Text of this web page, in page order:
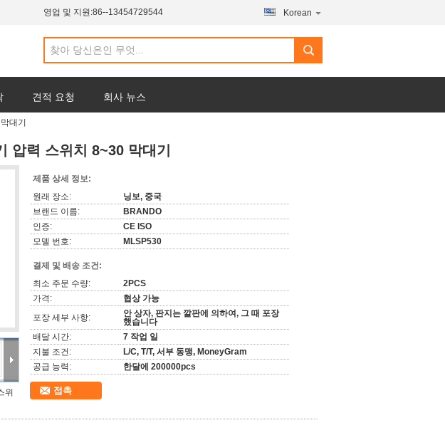
영업 및 지원:86--13454729544 Korean
견적 요청 회사 뉴스
대기
압력 스위치 8~30 막대기
위
제품 상세 정보:
원래 장소:
닝보, 중국
브랜드 이름:
BRANDO
인증:
CE ISO
모델 번호:
MLSP530
결제 및 배송 조건:
최소 주문 수량:
2PCS
가격:
협상 가능
포장 세부 사항:
안 상자, 판지는 깔판에 의하여, 그 때 포장
했습니다
배달 시간:
7 작업 일
지불 조건:
L/C, T/T, 서부 동맹, MoneyGram
공급 능력:
한달에 200000pcs
접촉